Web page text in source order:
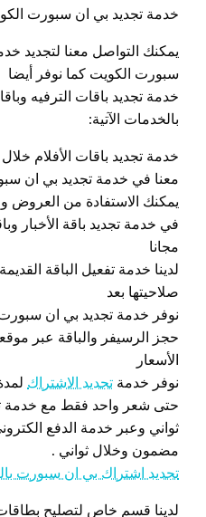
خدمة تجديد بي ان سبورت
يمكنك التواصل معنا لتجديد
سبورت الكويت كما نوفر أيضا
خدمة تجديد باقات الترفيه
بالخدمات الآتية:
خدمة تجديد باقات الأفلام
معنا في خدمة تجديد بي ان
يمكنك الاستفادة من العروض
في خدمة تجديد باقة الأخبار
مجانا
لدينا خدمة تفعيل الباقة
صلاحيتها بعد
نوفر خدمة تجديد بي ان
حجز الرسيفر والباقة عبر
الأسعار
نوفر خدمة تجديد الاشتراك
حتى شعر واحد فقط مع خدمة
ثواني وعبر خدمة الدفع
مضمون وخلال ثواني .
تجديد اشتراك بي ان سبورت
لدينا قسم خاص لتصليح